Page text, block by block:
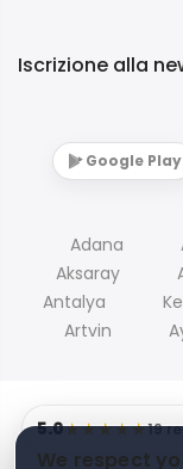
We respect
Iscrizione alla
Google Play
Adana
Aksaray
Antalya
Artvin
5.0★★★★★19